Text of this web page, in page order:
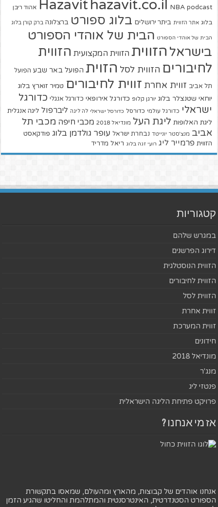
Hazavit hazavit.co.il NBA podcast אהוד ריבן
בלוג אתר הזווית ביתר ירושלים בלוג ספורט ברצלונה ברק קורן בלוג
הבית של אוהדי הספורט הבית של אוהדי הספורט
בישראל הזווית הזווית המקצועית הזווית
לחיבורים הזווית לסל הזוית הפועל באר שבע הפועל
תל אביב זווית אחרת זווית לחיבורים טמיר זוארץ בלוג
יוחאי שטנצלר בלוג יורגן קלופ כדורגל אירופאי כדורגל אנגלי כדורגל
ישראלי כדורגל עולמי כדורסל כדורסל ישראלי לה ליגה ליברפול ליגה אנגלית
ליגת האלופות ליגת העל מונדיאל 2018 מכבי חיפה מכבי תל
אביב מנצ'סטר יונייטד נבחרת ישראל עופר גולדמן בלוג פודקאסט
הזווית פרמייר ליג רועי זגה בלוג ריאל מדריד
קטגוריות
במגרש שלהם
דירוג הפרשנים
הזווית הנוסטלגית
הזווית לחיבורים
הזווית לסל
זווית אחרת
זווית המערכת
חידונים
מונדיאל 2018
מנג'ר
פנטזי ליג
פרויקט פתיחת הליגה הישראלית
אז מי אנחנו ?
אנחנו אוהדים של קבוצות, מהארץ ומהעולם, שמאסו בתקשורת
הספורט הסטנדרטית, האינטרסנטית והמתלהמת והחליטו שהגיע הזמן